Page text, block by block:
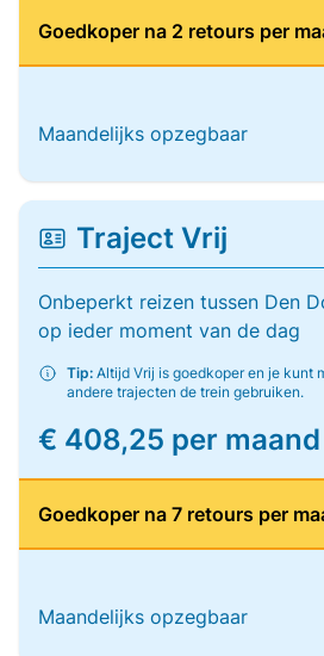
Goedkoper na 2 retours per
Maandelijks opzegbaar
Traject Vrij
Onbeperkt reizen tussen Den
op ieder moment van de dag
Tip: Altijd Vrij is goedkoper en je kunt
andere trajecten de trein gebruiken.
€ 408,25 per maand
Goedkoper na 7 retours per
Maandelijks opzegbaar